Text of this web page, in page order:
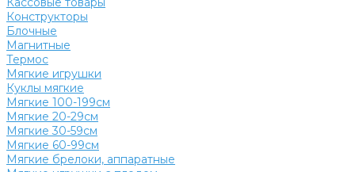
Конструкторы
Блочные
Магнитные
Термос
Мягкие игрушки
Куклы мягкие
Мягкие 100-199см
Мягкие 20-29см
Мягкие 30-59см
Мягкие 60-99см
Мягкие брелоки, аппаратные